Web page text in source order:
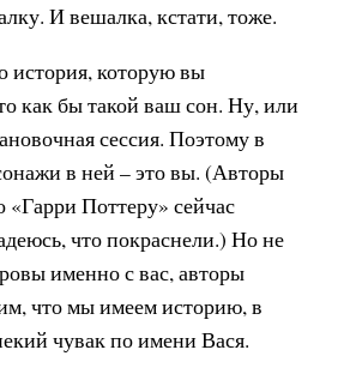
И вешалка, кстати, тоже.
история, которую вы
как бы такой ваш сон. Ну, или
сессия. Поэтому в
в ней – это вы. (Авторы
Поттеру» сейчас
что покраснели.) Но не
именно с вас, авторы
что мы имеем историю, в
чувак по имени Вася.